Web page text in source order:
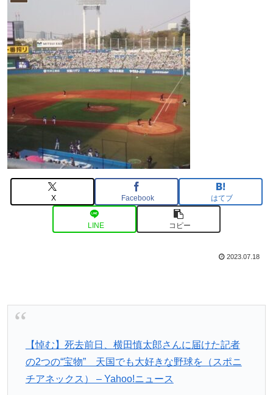
X Facebook はてブ
LINE コピー
2023.07.18
【悼む】死去前日、横田慎太郎さんに届けた記者
の2つの“宝物” 天国でも大好きな野球を（スポニ
チアネックス） – Yahoo!ニュース